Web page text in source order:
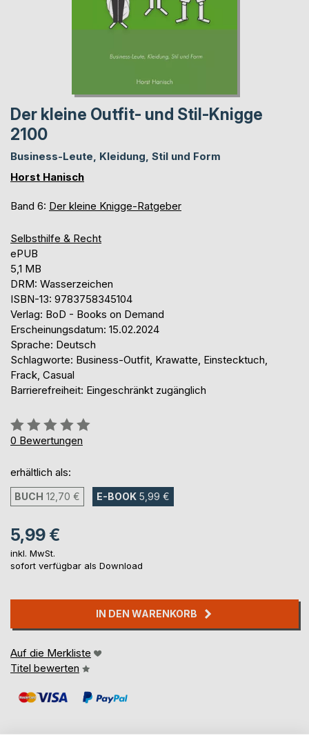
Der kleine Outfit- und Stil-Knigge
2100
Business-Leute, Kleidung, Stil und Form
Horst Hanisch
Band 6: Der kleine Knigge-Ratgeber
Selbsthilfe & Recht
ePUB
5,1 MB
DRM: Wasserzeichen
ISBN-13: 9783758345104
Verlag: BoD - Books on Demand
Erscheinungsdatum: 15.02.2024
Sprache: Deutsch
Schlagworte: Business-Outfit, Krawatte, Einstecktuch,
Frack, Casual
Barrierefreiheit: Eingeschränkt zugänglich
Bewertung::
0%
0 Bewertungen
erhältlich als:
BUCH 12,70 € E-BOOK 5,99 €
5,99 €
inkl. MwSt.
sofort verfügbar als Download
IN DEN WARENKORB
Auf die Merkliste
Titel bewerten